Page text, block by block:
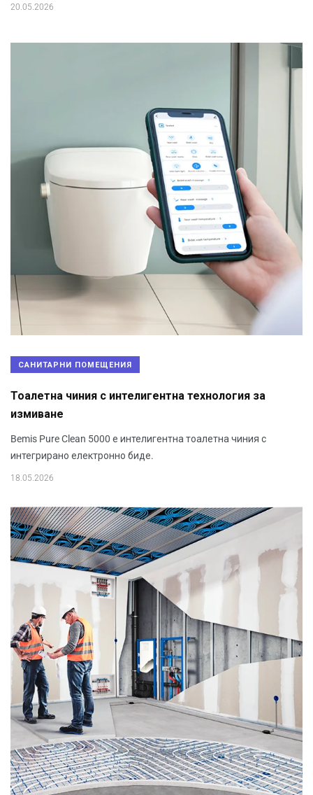
20.05.2026
САНИТАРНИ ПОМЕЩЕНИЯ
Тоалетна чиния с интелигентна технология за
измиване
Bemis Pure Clean 5000 е интелигентна тоалетна чиния с
интегрирано електронно биде.
18.05.2026